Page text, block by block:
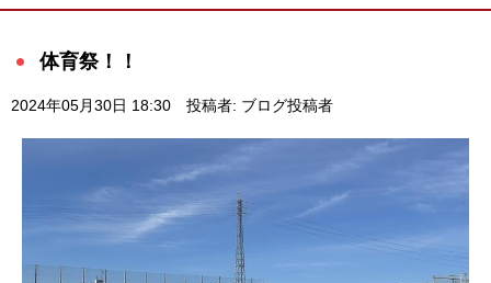
体育祭！！
2024年05月30日 18:30 投稿者: ブログ投稿者